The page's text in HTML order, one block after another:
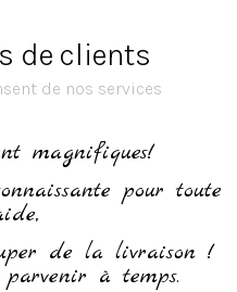
de clients
de nos services
magnifiques!
pour toute
de la livraison !
à temps.